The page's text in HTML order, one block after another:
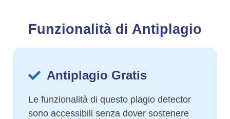
Funzionalità di Antiplagio
Antiplagio Gratis
Le funzionalità di questo plagio detector
sono accessibili senza dover sostenere